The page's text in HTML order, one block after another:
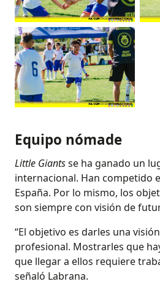
Equipo nómade
Little Giantsse ha ganado un
internacional. Han competido
España. Por lo mismo, los
son siempre con visión de
“El objetivo es darles una
profesional. Mostrarles que
que llegar a ellos requiere
señaló Labrana.